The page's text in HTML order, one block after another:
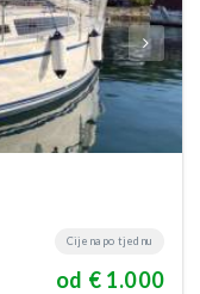
Cijena po tjednu
od € 1.000